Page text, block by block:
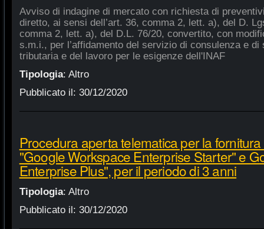
Avviso di indagine di mercato con richiesta di
diretto, ai sensi dell’art. 36, comma 2, lett. a), del D.
comma 2, lett. a), del D.L. 76/20, convertito, con
s.m.i., per l’affidamento del servizio di consulenza e
tributaria e del lavoro per le esigenze dell'INAF
Tipologia: Altro
Pubblicato il: 30/12/2020
Procedura aperta telematica per la
"Google Workspace Enterprise Starter" e
Enterprise Plus", per il periodo di 3 anni
Tipologia: Altro
Pubblicato il: 30/12/2020